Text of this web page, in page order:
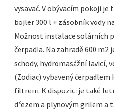
vysavač. V obývacím pokoji je
bojler 300 l + zásobník vody
Možnost instalace solárních
čerpadla. Na zahradě 600 m2
schody, hydromasážní lavicí,
(Zodiac) vybavený čerpadlem
filtrem. K dispozici je také
dřezem a plynovým grilem a